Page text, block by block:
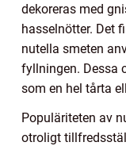
dekoreras med
hasselnötter. Det
nutella smeten
fyllningen. Dessa
som en hel tårta
Populäriteten av
otroligt